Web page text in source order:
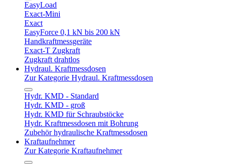
EasyLoad
Exact-Mini
Exact
EasyForce 0,1 kN bis 200 kN
Handkraftmessgeräte
Exact-T Zugkraft
Zugkraft drahtlos
Hydraul. Kraftmessdosen
Zur Kategorie Hydraul. Kraftmessdosen
Hydr. KMD - Standard
Hydr. KMD - groß
Hydr. KMD für Schraubstöcke
Hydr. Kraftmessdosen mit Bohrung
Zubehör hydraulische Kraftmessdosen
Kraftaufnehmer
Zur Kategorie Kraftaufnehmer